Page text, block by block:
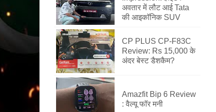
अवतार में लौट आई Tata
की आइकॉनिक SUV
CP PLUS CP-F83C
Review: Rs 15,000 के
अंदर बेस्ट डैशकैम?
Amazfit Bip 6 Review
: वैल्यू फॉर मनी